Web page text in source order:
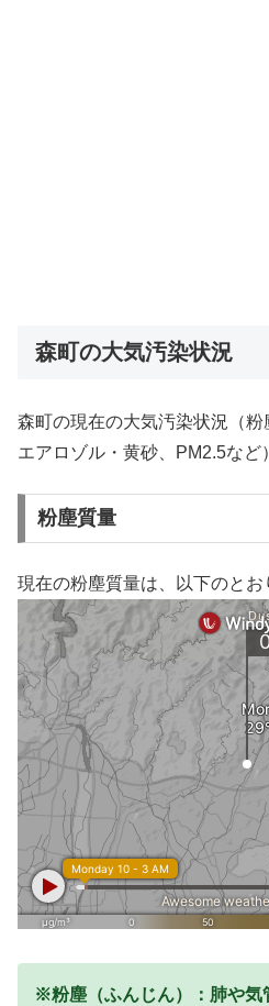
森町の大気汚染状況
森町の現在の大気汚染状況（粉
エアロゾル・黄砂、PM2.5など
粉塵質量
現在の粉塵質量は、以下のとお
※粉塵（ふんじん）：肺や気